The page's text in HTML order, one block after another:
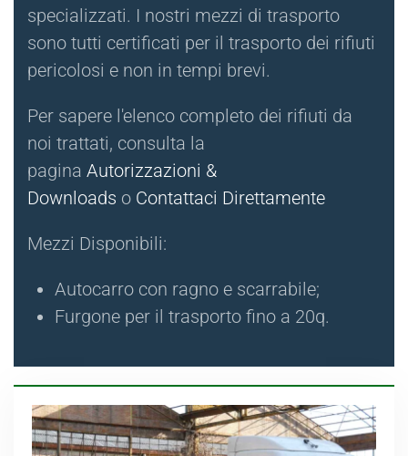
specializzati. I nostri mezzi di trasporto
sono tutti certificati per il trasporto dei rifiuti
pericolosi e non in tempi brevi.
Per sapere l'elenco completo dei rifiuti da
noi trattati, consulta la
pagina Autorizzazioni &
Downloads o Contattaci Direttamente
Mezzi Disponibili:
Autocarro con ragno e scarrabile;
Furgone per il trasporto fino a 20q.